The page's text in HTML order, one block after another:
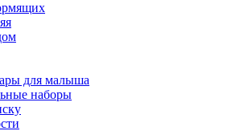
для малыша
наборы